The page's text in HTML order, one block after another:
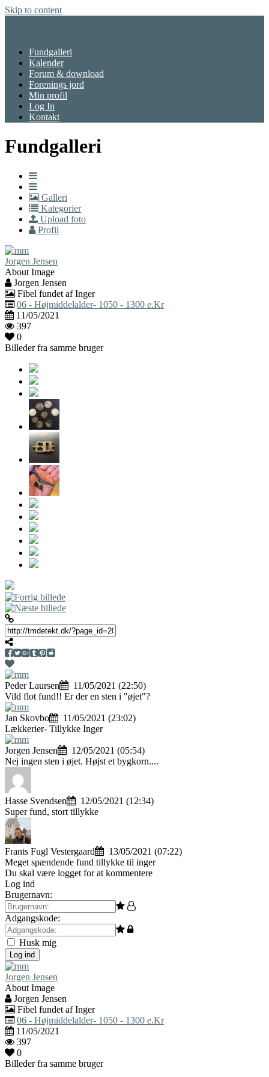
Skip to content
Fundgalleri
Kalender
Forum & download
Forenings jord
Min profil
Log In
Kontakt
Fundgalleri
Galleri
Kategorier
Upload foto
Profil
Jorgen Jensen
About Image
Jorgen Jensen
Fibel fundet af Inger
06 - Højmiddelalder- 1050 - 1300 e.Kr
11/05/2021
397
0
Billeder fra samme bruger
Peder Laursen
11/05/2021 (22:50)
Vild flot fund!! Er der en sten i "øjet"?
Jan Skovbo
11/05/2021 (23:02)
Lækkerier- Tillykke Inger
Jorgen Jensen
12/05/2021 (05:54)
Nej ingen sten i øjet. Højst et bygkorn....
Hasse Svendsen
12/05/2021 (12:34)
Super fund, stort tillykke
Frants Fugl Vestergaard
13/05/2021 (07:22)
Meget spændende fund tillykke til inger
Du skal være logget for at kommentere
Log ind
Brugernavn:
Adgangskode:
Husk mig
Log ind
Jorgen Jensen
About Image
Jorgen Jensen
Fibel fundet af Inger
06 - Højmiddelalder- 1050 - 1300 e.Kr
11/05/2021
397
0
Billeder fra samme bruger